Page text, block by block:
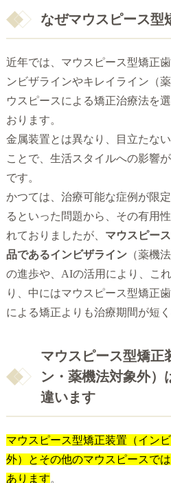
なぜマウスピース型
近年では、マウスピース型矯正
ンビザラインやキレイライン（
ウスピースによる矯正治療法を
おります。
金属装置とは異なり、目立たな
ことで、生活スタイルへの影響
です。
かつては、治療可能な症例が限
るといった問題から、その有用
れておりましたが、 マウスピー
品であるインビザライン（薬機
の進歩や、AIの活用により、こ
り、中にはマウスピース型矯正
による矯正よりも治療期間が短
マウスピース型矯正
ン・薬機法対象外）
違います
マウスピース型矯正装置（イン
外）とその他のマウスピースで
あります。